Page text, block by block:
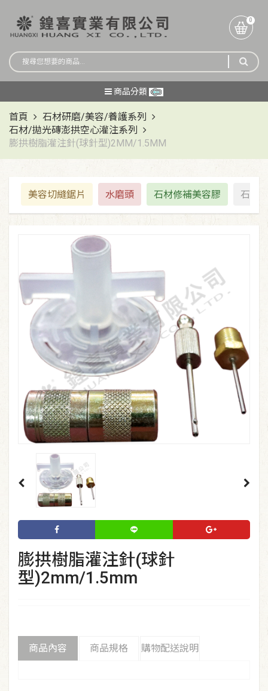
0
商品分類
首頁
石材研磨/美容/養護系列
石材/拋光磚澎拱空心灌注系列
膨拱樹脂灌注針(球針型)2MM/1.5MM
美容切縫鋸片 水磨頭 石材修補美容膠 石材
膨拱樹脂灌注針(球針
型)2mm/1.5mm
商品內容 商品規格 購物配送說明